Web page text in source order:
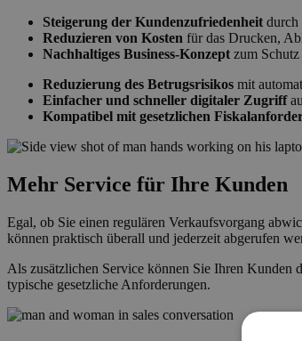
Steigerung der Kundenzufriedenheit durch
Reduzieren von Kosten für das Drucken,
Nachhaltiges Business-Konzept zum
Reduzierung des Betrugsrisikos mit
Einfacher und schneller digitaler Zugriff
Kompatibel mit gesetzlichen
Mehr Service für Ihre Kunden
Egal, ob Sie einen regulären Verkaufsvorgang
können praktisch überall und jederzeit abgerufen
Als zusätzlichen Service können Sie Ihren Kunden
typische gesetzliche Anforderungen.